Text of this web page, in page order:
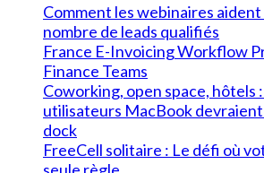
Comment les webinaires
nombre de leads qualifiés
France E-Invoicing Workflow
Finance Teams
Coworking, open space, hôtels
utilisateurs MacBook
dock
FreeCell solitaire : Le défi où